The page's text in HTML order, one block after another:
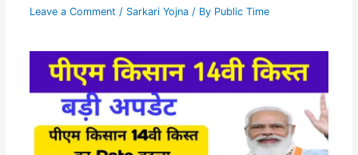
Leave a Comment / Sarkari Yojna/ By Public Time